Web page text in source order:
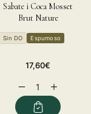
Sabate i Coca Mosset
Brut Nature
Sin DO Espumoso
Precio
17,60€
Reducir
cantidad
para
Aumentar
cantidad
para